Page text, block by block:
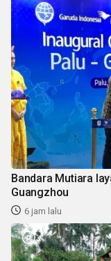
Bandara Mutiara
Guangzhou
6 jam lalu